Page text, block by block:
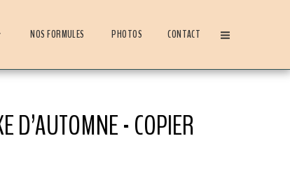
NOS FORMULES PHOTOS CONTACT
D’AUTOMNE - COPIER